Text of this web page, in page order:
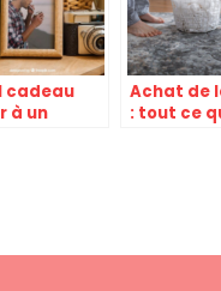
cadeau
à un
Achat de
: tout ce